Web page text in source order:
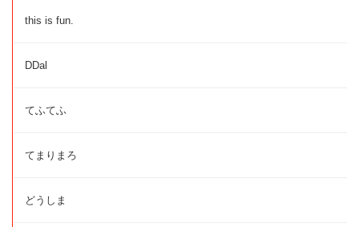
this is fun.
DDal
てふてふ
てまりまろ
どうしま